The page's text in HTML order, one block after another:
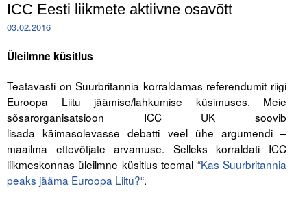
Astu ICC Eesti liikmeks!
Tegevused
Publikatsioonid
Arvamus
Viidad
ICC Eesti liikmete aktiivne osavõtt
03.02.2016
Üleilmne küsitlus
Teatavasti on Suurbritannia korraldamas referendumit riigi
Euroopa Liitu jäämise/lahkumise küsimuses. Meie
sõsarorganisatsioon ICC UK soovib
lisada käimasolevasse debatti veel ühe argumendi –
maailma ettevõtjate arvamuse. Selleks korraldati ICC
liikmeskonnas üleilmne küsitlus teemal “Kas Suurbritannia
peaks jääma Euroopa Liitu?“.